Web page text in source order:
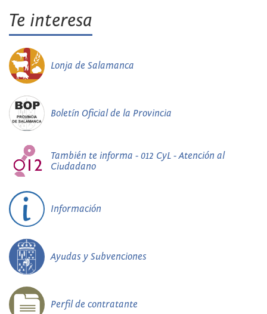
Te interesa
Lonja de Salamanca
Boletín Oficial de la Provincia
También te informa - 012 CyL - Atención al
Ciudadano
Información
Ayudas y Subvenciones
Perfil de contratante